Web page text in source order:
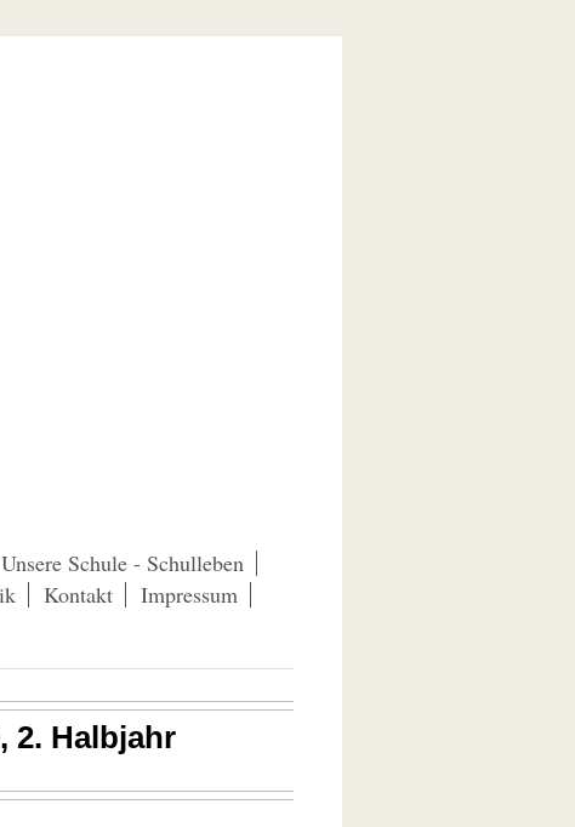
Unsere Schule - Schulleben
Kontakt
Impressum
2. Halbjahr